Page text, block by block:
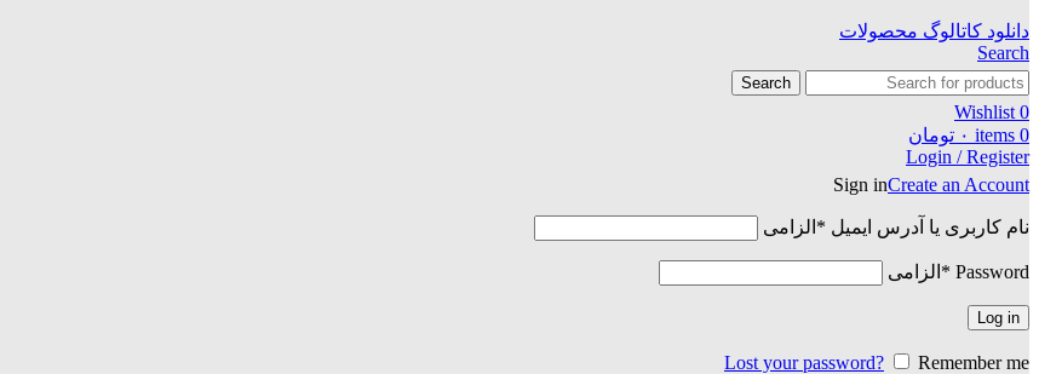
دانلود کاتالوگ محصولات
Search
Search
0
Wishlist
0
items ۰ تومان
Login / Register
Sign inCreate an Account
نام کاربری یا آدرس ایمیل * الزامی
Password
* الزامی
Log in
Lost your password? Remember me